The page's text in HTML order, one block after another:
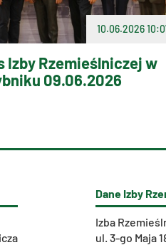
10.06.2026
Izby Rzemieślniczej w
09.06.2026
Dane Izby
Izba
ul. 3-go Maja